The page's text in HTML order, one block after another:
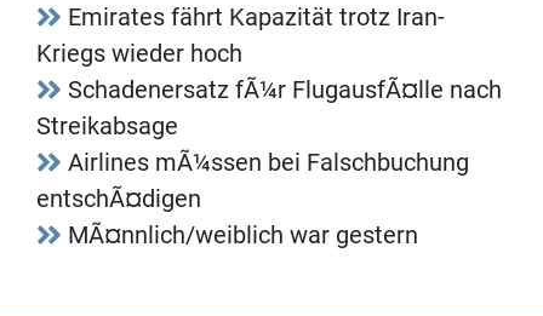
Emirates fährt Kapazität trotz Iran-
Kriegs wieder hoch
Schadenersatz fÃ¼r FlugausfÃ¤lle nach
Streikabsage
Airlines mÃ¼ssen bei Falschbuchung
entschÃ¤digen
MÃ¤nnlich/weiblich war gestern